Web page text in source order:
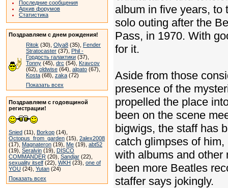
Последние сообщения
Архив форумов
Статистика
Поздравляем с днем рождения!
Ritok (30), Olya8 (35), Fender
Stratocaster (37), Phil -
Гордость галактики (37),
Tonny (45), drc (54), Kravcov
(62), oldwise (64), alpato (67),
Kosta (68), zaka (72)
Показать всех
Поздравляем с годовщиной
регистрации!
Snied (11), Borkop (14),
Octopus_from_garden (15), 2alex2008
(17), Magnateron (19), Me (19), abt52
(19), Seralvin (19), DISCO
COMMANDER (20), Sandjar (22),
sexuality itself (22), WKH (23), one of
YOU (24), Yutan (24)
Показать всех
album in five years, to
solo outing after the
Pass, in 1970. With
for it.
Aside from those
presence of the
propelled the place
been on the scene
bigwigs, the staff has
catch glimpses of
with albums and other
been more Beatles
staffer says jokingly.